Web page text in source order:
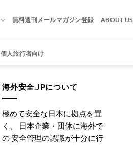
無料週刊メールマガジン登録 ABOUT US
個人旅行者向け
海外安全.JPについて
極めて安全な日本に拠点を置
く、 日本企業・団体に海外で
の 安全管理の認識が十分に行